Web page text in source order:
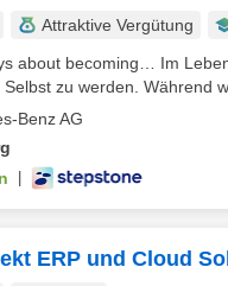
Attraktive Vergütung
about becoming… Im
zu werden. Während
Benz AG
ERP und Cloud